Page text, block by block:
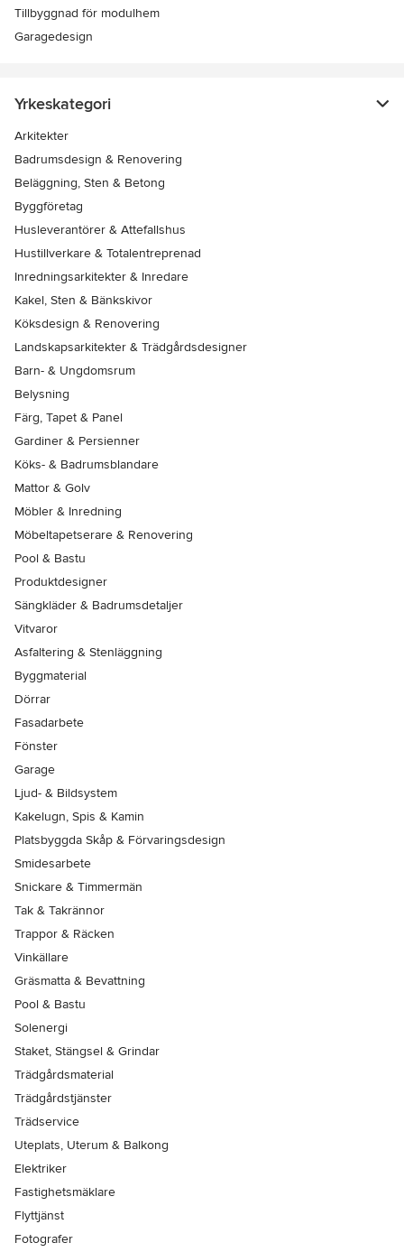
Tillbyggnad för modulhem
Garagedesign
Yrkeskategori
Arkitekter
Badrumsdesign & Renovering
Beläggning, Sten & Betong
Byggföretag
Husleverantörer & Attefallshus
Hustillverkare & Totalentreprenad
Inredningsarkitekter & Inredare
Kakel, Sten & Bänkskivor
Köksdesign & Renovering
Landskapsarkitekter & Trädgårdsdesigner
Barn- & Ungdomsrum
Belysning
Färg, Tapet & Panel
Gardiner & Persienner
Köks- & Badrumsblandare
Mattor & Golv
Möbler & Inredning
Möbeltapetserare & Renovering
Pool & Bastu
Produktdesigner
Sängkläder & Badrumsdetaljer
Vitvaror
Asfaltering & Stenläggning
Byggmaterial
Dörrar
Fasadarbete
Fönster
Garage
Ljud- & Bildsystem
Kakelugn, Spis & Kamin
Platsbyggda Skåp & Förvaringsdesign
Smidesarbete
Snickare & Timmermän
Tak & Takrännor
Trappor & Räcken
Vinkällare
Gräsmatta & Bevattning
Pool & Bastu
Solenergi
Staket, Stängsel & Grindar
Trädgårdsmaterial
Trädgårdstjänster
Trädservice
Uteplats, Uterum & Balkong
Elektriker
Fastighetsmäklare
Flyttjänst
Fotografer